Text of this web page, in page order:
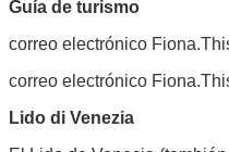
Guía de turismo
correo electrónico
correo electrónico
Lido di Venezia